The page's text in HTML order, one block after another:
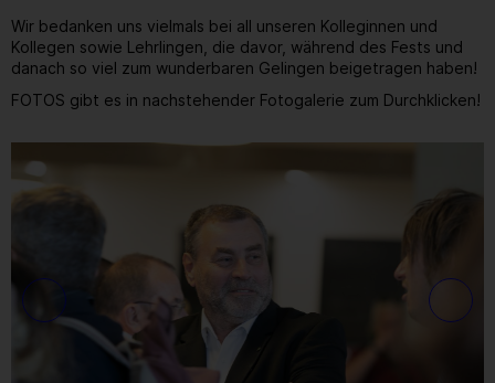
Wir bedanken uns vielmals bei all unseren Kolleginnen und
Kollegen sowie Lehrlingen, die davor, während des Fests und
danach so viel zum wunderbaren Gelingen beigetragen haben!
FOTOS gibt es in nachstehender Fotogalerie zum Durchklicken!